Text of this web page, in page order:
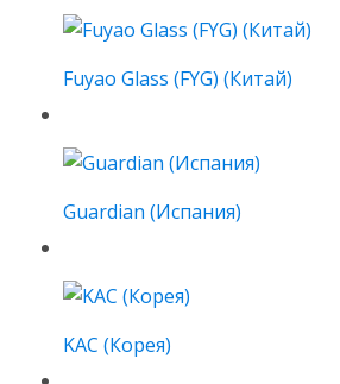
Fuyao Glass (FYG) (Китай)
Guardian (Испания)
KAC (Корея)